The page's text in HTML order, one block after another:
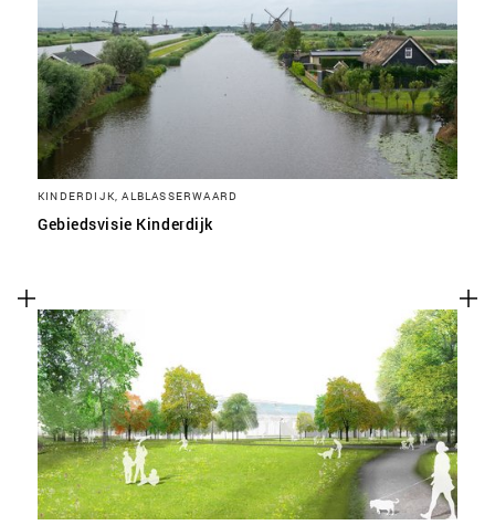
KINDERDIJK, ALBLASSERWAARD
Gebiedsvisie Kinderdijk